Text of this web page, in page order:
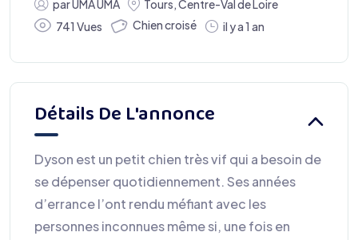
parUMA UMA Tours,Centre-Val de Loire
741 Vues
Chien croisé il y a 1 an
Détails De L'annonce
Dyson est un petit chien très vif qui a besoin de
se dépenser quotidiennement. Ses années
d’errance l’ont rendu méfiant avec les
personnes inconnues même si, une fois en